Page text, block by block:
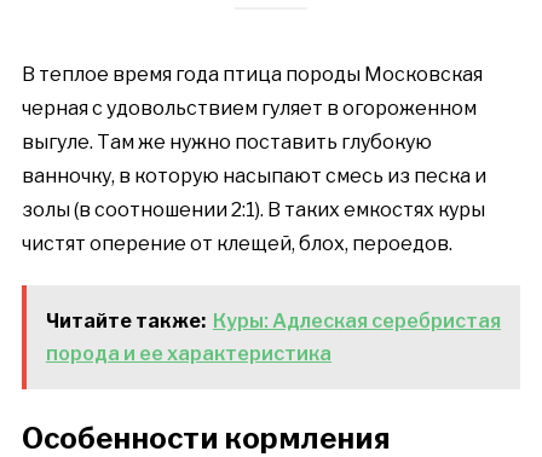
В теплое время года птица породы Московская
черная с удовольствием гуляет в огороженном
выгуле. Там же нужно поставить глубокую
ванночку, в которую насыпают смесь из песка и
золы (в соотношении 2:1). В таких емкостях куры
чистят оперение от клещей, блох, пероедов.
Читайте также: Куры: Адлеская серебристая
порода и ее характеристика
Особенности кормления